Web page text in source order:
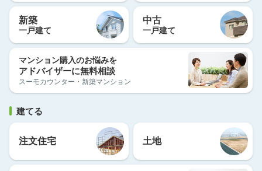
新築
一戸建て
中古
一戸建て
マンション購入のお悩みを
アドバイザーに無料相談
スーモカウンター・新築マンション
建てる
注文住宅 土地